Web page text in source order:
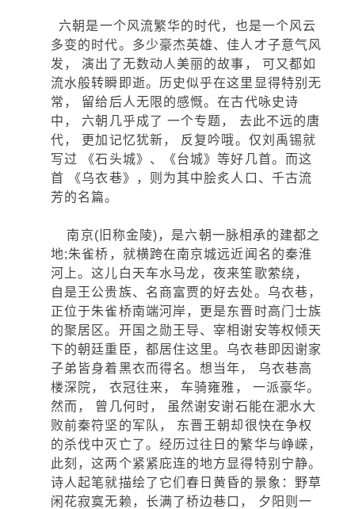
六朝是一个风流繁华的时代，也是一个风云
多变的时代。多少豪杰英雄、佳人才子意气风
发， 演出了无数动人美丽的故事， 可又都如
流水般转瞬即逝。历史似乎在这里显得特别无
常， 留给后人无限的感慨。在古代咏史诗
中， 六朝几乎成了 一个专题， 去此不远的唐
代， 更加记忆犹新， 反复吟哦。仅刘禹锡就
写过 《石头城》、《台城》等好几首。而这
首 《乌衣巷》，则为其中脍炙人口、千古流
芳的名篇。
南京(旧称金陵)，是六朝一脉相承的建都之
地;朱雀桥，就横跨在南京城远近闻名的秦淮
河上。这儿白天车水马龙，夜来笙歌萦绕，
自是王公贵族、名商富贾的好去处。乌衣巷，
正位于朱雀桥南端河岸，更是东晋时高门士族
的聚居区。开国之勋王导、宰相谢安等权倾天
下的朝廷重臣，都居住这里。乌衣巷即因谢家
子弟皆身着黑衣而得名。想当年， 乌衣巷高
楼深院， 衣冠往来， 车骑雍雅， 一派豪华。
然而， 曾几何时， 虽然谢安谢石能在淝水大
败前秦符坚的军队， 东晋王朝却很快在争权
的杀伐中灭亡了。经历过往日的繁华与峥嵘，
此刻，这两个紧紧庇连的地方显得特别宁静。
诗人起笔就描绘了它们春日黄昏的景象：野草
闲花寂寞无赖，长满了桥边巷口， 夕阳则一